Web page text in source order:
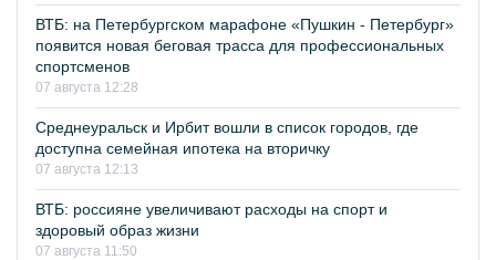
ВТБ: на Петербургском марафоне «Пушкин - Петербург»
появится новая беговая трасса для профессиональных
спортсменов
07 августа 12:28
Среднеуральск и Ирбит вошли в список городов, где
доступна семейная ипотека на вторичку
07 августа 12:13
ВТБ: россияне увеличивают расходы на спорт и
здоровый образ жизни
07 августа 11:50